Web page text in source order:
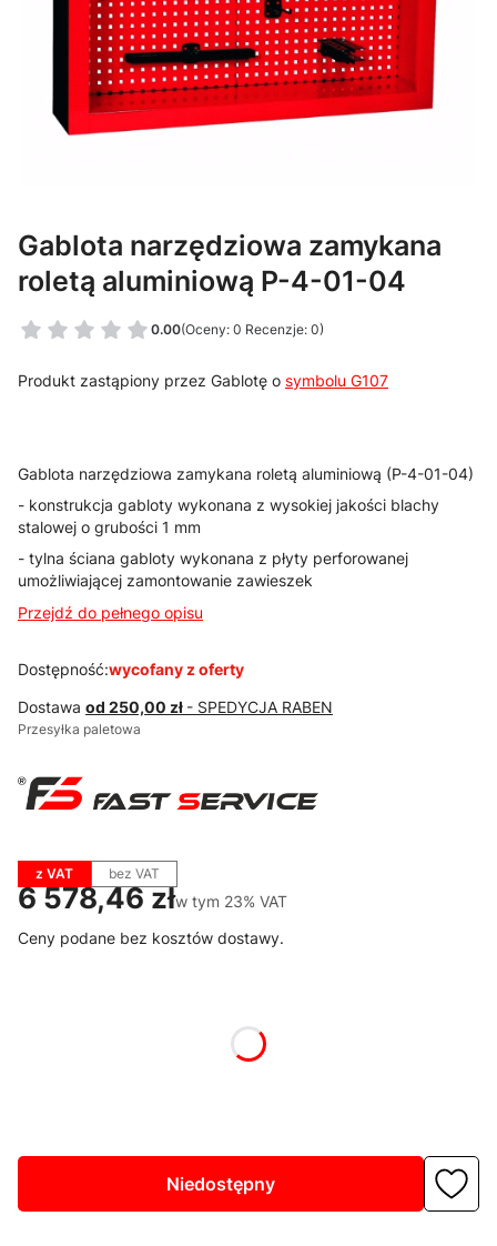
Gablota narzędziowa zamykana
roletą aluminiową P-4-01-04
0.00(Oceny: 0 Recenzje: 0)
Produkt zastąpiony przez Gablotę o symbolu G107
Gablota narzędziowa zamykana roletą aluminiową (P-4-01-04)
- konstrukcja gabloty wykonana z wysokiej jakości blachy
stalowej o grubości 1 mm
- tylna ściana gabloty wykonana z płyty perforowanej
umożliwiającej zamontowanie zawieszek
Przejdź do pełnego opisu
Dostępność:wycofany z oferty
Dostawa od 250,00 zł - SPEDYCJA RABEN
Przesyłka paletowa
z VAT bez VAT
Cena
6 578,46 złw tym 23% VAT
w tym 23% VAT
Ceny podane bez kosztów dostawy.
Poszczególne warianty mogą różnić się ceną
Niedostępny